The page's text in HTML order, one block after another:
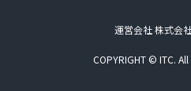
運営会社 株式会
COPYRIGHT © ITC.